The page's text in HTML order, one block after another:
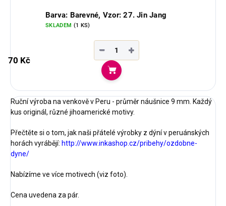
Barva: Barevné, Vzor: 27. Jin Jang
SKLADEM (1 KS)
70 Kč
+
−
Do košíku
Ruční výroba na venkově v Peru - průměr náušnice 9 mm. Každý
kus originál, různé jihoamerické motivy.
Přečtěte si o tom, jak naši přátelé výrobky z dýní v peruánských
horách vyrábějí: http://www.inkashop.cz/pribehy/ozdobne-
dyne/
Nabízíme ve více motivech (viz foto).
Cena uvedena za pár.